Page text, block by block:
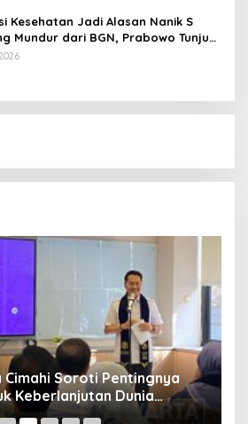
Kesehatan Jadi Alasan Nanik S
Mundur dari BGN, Prabowo Tunjuk
Sudaryono
Soroti Pentingnya
Keberlanjutan Dunia